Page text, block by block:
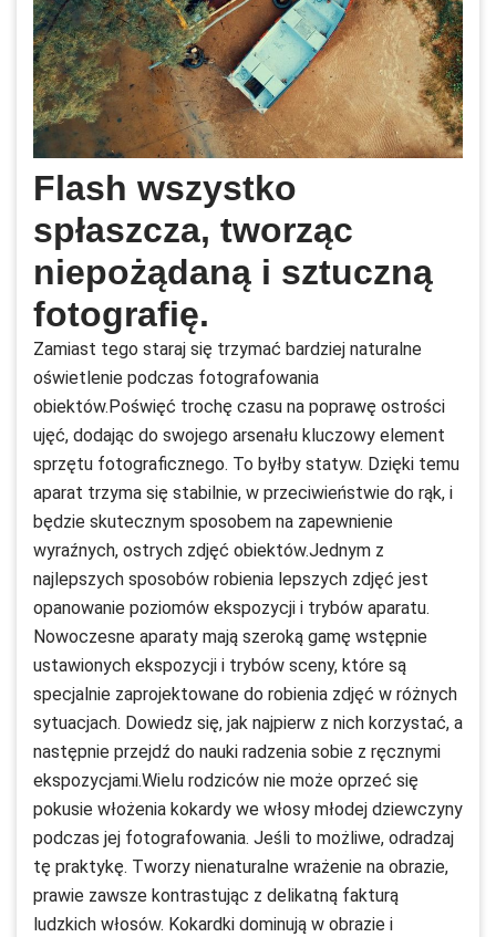
Flash wszystko
spłaszcza, tworząc
niepożądaną i sztuczną
fotografię.
Zamiast tego staraj się trzymać bardziej naturalne
oświetlenie podczas fotografowania
obiektów.Poświęć trochę czasu na poprawę ostrości
ujęć, dodając do swojego arsenału kluczowy element
sprzętu fotograficznego. To byłby statyw. Dzięki temu
aparat trzyma się stabilnie, w przeciwieństwie do rąk, i
będzie skutecznym sposobem na zapewnienie
wyraźnych, ostrych zdjęć obiektów.Jednym z
najlepszych sposobów robienia lepszych zdjęć jest
opanowanie poziomów ekspozycji i trybów aparatu.
Nowoczesne aparaty mają szeroką gamę wstępnie
ustawionych ekspozycji i trybów sceny, które są
specjalnie zaprojektowane do robienia zdjęć w różnych
sytuacjach. Dowiedz się, jak najpierw z nich korzystać, a
następnie przejdź do nauki radzenia sobie z ręcznymi
ekspozycjami.Wielu rodziców nie może oprzeć się
pokusie włożenia kokardy we włosy młodej dziewczyny
podczas jej fotografowania. Jeśli to możliwe, odradzaj
tę praktykę. Tworzy nienaturalne wrażenie na obrazie,
prawie zawsze kontrastując z delikatną fakturą
ludzkich włosów. Kokardki dominują w obrazie i